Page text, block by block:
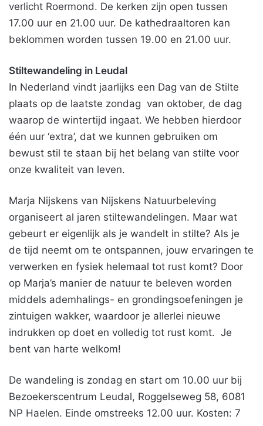
verlicht Roermond. De kerken zijn open tussen
17.00 uur en 21.00 uur. De kathedraaltoren kan
beklommen worden tussen 19.00 en 21.00 uur.
Stiltewandeling in Leudal
In Nederland vindt jaarlijks een Dag van de Stilte
plaats op de laatste zondag van oktober, de dag
waarop de wintertijd ingaat. We hebben hierdoor
één uur ‘extra’, dat we kunnen gebruiken om
bewust stil te staan bij het belang van stilte voor
onze kwaliteit van leven.
Marja Nijskens van Nijskens Natuurbeleving
organiseert al jaren stiltewandelingen. Maar wat
gebeurt er eigenlijk als je wandelt in stilte? Als je
de tijd neemt om te ontspannen, jouw ervaringen te
verwerken en fysiek helemaal tot rust komt? Door
op Marja’s manier de natuur te beleven worden
middels ademhalings- en grondingsoefeningen je
zintuigen wakker, waardoor je allerlei nieuwe
indrukken op doet en volledig tot rust komt. Je
bent van harte welkom!
De wandeling is zondag en start om 10.00 uur bij
Bezoekerscentrum Leudal, Roggelseweg 58, 6081
NP Haelen. Einde omstreeks 12.00 uur. Kosten: 7